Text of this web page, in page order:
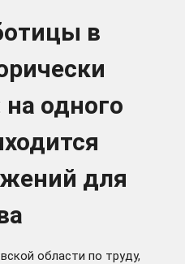
в
одного
для
области по труду,